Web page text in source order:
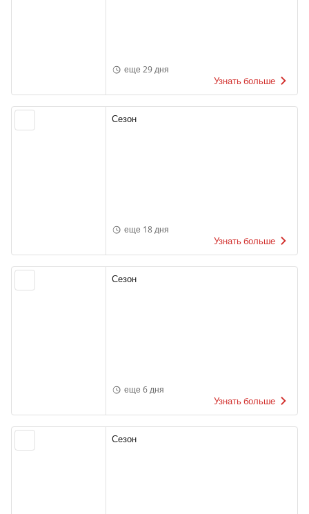
еще 29 дня
Узнать больше
Сезон
еще 18 дня
Узнать больше
Сезон
еще 6 дня
Узнать больше
Сезон